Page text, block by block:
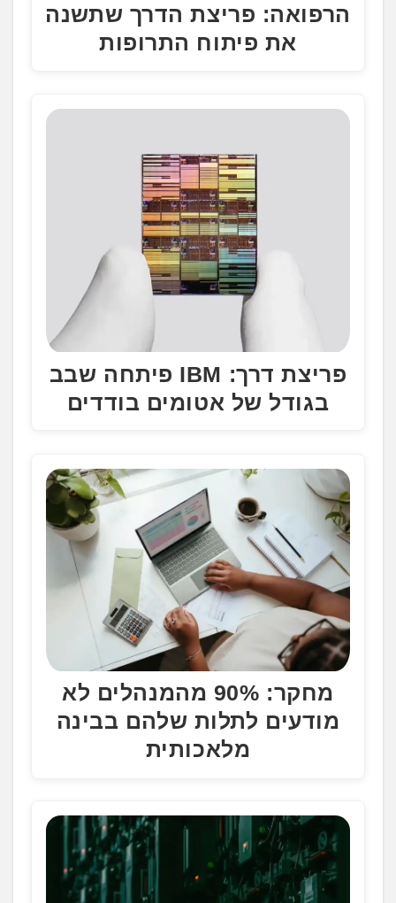
הרפואה: פריצת הדרך שתשנה
את פיתוח התרופות
פריצת דרך: IBM פיתחה שבב
בגודל של אטומים בודדים
מחקר: 90% מהמנהלים לא
מודעים לתלות שלהם בבינה
מלאכותית